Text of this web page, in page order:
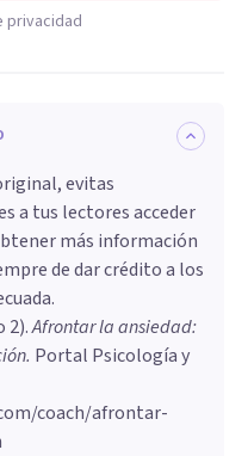
privacidad
evitas
a tus lectores acceder
más información
de dar crédito a los
2).Afrontar la ansiedad:
. Portal Psicología y
coach/afrontar-